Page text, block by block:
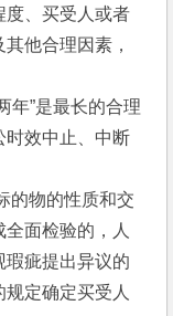
度、买受人或者
他合理因素，
年”是最长的合理
时效中止、中断
的物的性质和交
面检验的，人
瑕疵提出异议的
定确定买受人